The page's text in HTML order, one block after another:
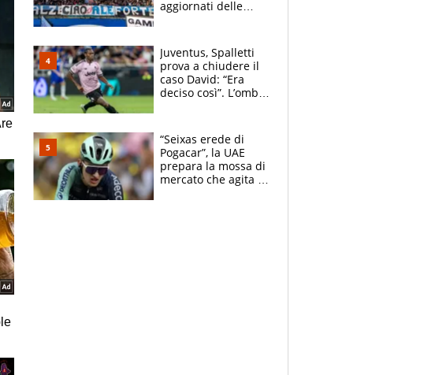
aggiornati delle
Juventus, Spalletti
prova a chiudere il
caso David: “Era
deciso così”. L’ombra
“Seixas erede di
Pogacar”, la UAE
prepara la mossa di
mercato che agita la